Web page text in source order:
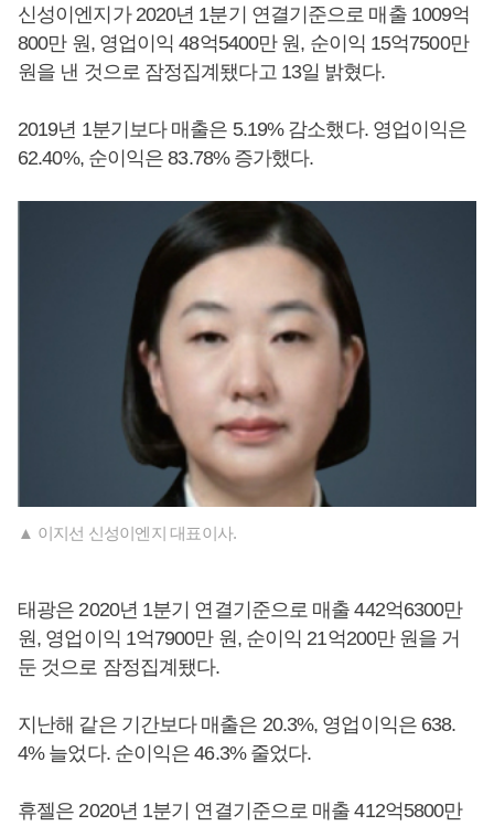
신성이엔지가 2020년 1분기 연결기준으로 매출 1009억
800만 원, 영업이익 48억5400만 원, 순이익 15억7500만
원을 낸 것으로 잠정집계됐다고 13일 밝혔다.
2019년 1분기보다 매출은 5.19% 감소했다. 영업이익은
62.40%, 순이익은 83.78% 증가했다.
▲ 이지선 신성이엔지 대표이사.
태광은 2020년 1분기 연결기준으로 매출 442억6300만
원, 영업이익 1억7900만 원, 순이익 21억200만 원을 거
둔 것으로 잠정집계됐다.
지난해 같은 기간보다 매출은 20.3%, 영업이익은 638.
4% 늘었다. 순이익은 46.3% 줄었다.
휴젤은 2020년 1분기 연결기준으로 매출 412억5800만